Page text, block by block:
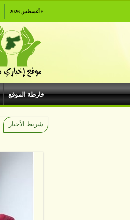
6 أغسطس 2026
خارطة الموقع
شريط الأخبار